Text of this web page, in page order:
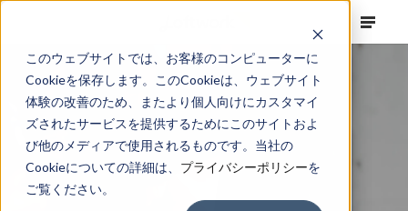
このウェブサイトでは、お客様のコンピューターに
Cookieを保存します。このCookieは、ウェブサイト
体験の改善のため、またより個人向けにカスタマイ
ズされたサービスを提供するためにこのサイトおよ
び他のメディアで使用されるものです。当社の
Cookieについての詳細は、 プライバシーポリシーを
ご覧ください。